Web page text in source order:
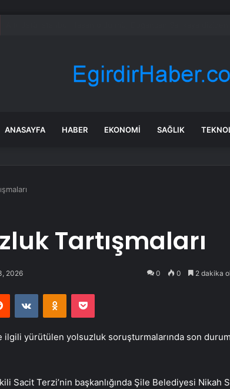
ANASAYFA HABER EKONOMI SAĞLIK
Tartışmaları
2026 0 0 2 dakika
Reddit VKontakteOdnoklassniki
Pocket
ilgili yürütülen yolsuzluk soruşturmalarında son
Sacit Terzi’nin başkanlığında Şile Belediyesi Nikah